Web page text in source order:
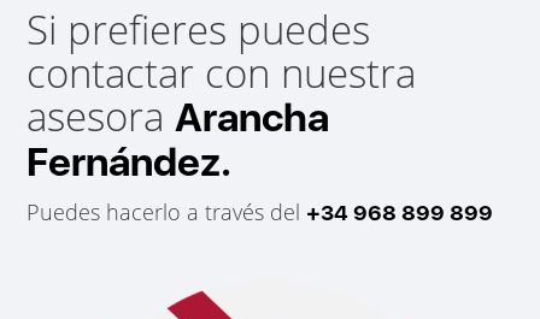
Si prefieres puedes
contactar con nuestra
asesoraArancha
Fernández.
Puedes hacerlo a través del +34 968 899 899